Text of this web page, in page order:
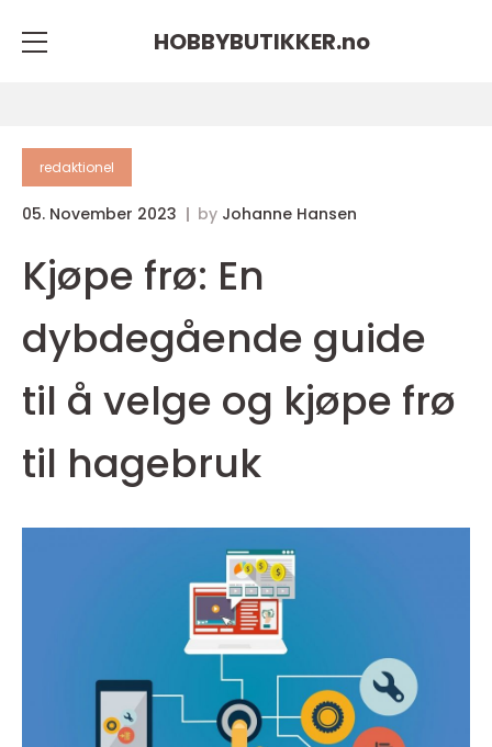
HOBBYBUTIKKER.no
redaktionel
05. November 2023 by Johanne Hansen
Kjøpe frø: En
dybdegående guide
til å velge og kjøpe frø
til hagebruk